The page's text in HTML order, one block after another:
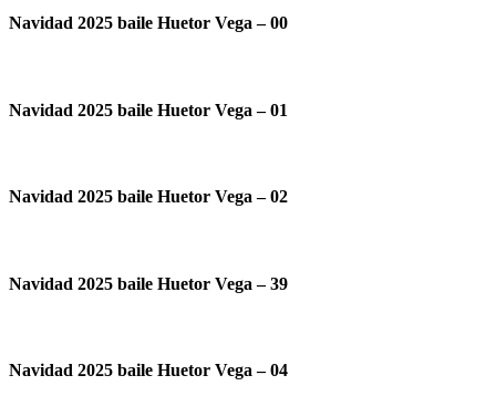
Navidad 2025 baile Huetor Vega – 00
Navidad 2025 baile Huetor Vega – 01
Navidad 2025 baile Huetor Vega – 02
Navidad 2025 baile Huetor Vega – 39
Navidad 2025 baile Huetor Vega – 04